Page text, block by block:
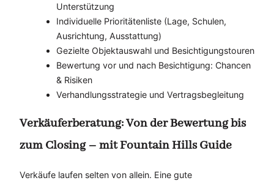
Unterstützung
Individuelle Prioritätenliste (Lage, Schulen,
Ausrichtung, Ausstattung)
Gezielte Objektauswahl und Besichtigungstouren
Bewertung vor und nach Besichtigung: Chancen
& Risiken
Verhandlungsstrategie und Vertragsbegleitung
Verkäuferberatung: Von der Bewertung bis
zum Closing – mit Fountain Hills Guide
Verkäufe laufen selten von allein. Eine gute